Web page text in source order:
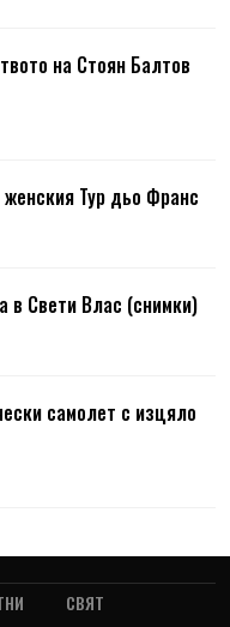
на Стоян Балтов
Тур дьо Франс
в Свети Влас (снимки)
самолет с изцяло
СВЯТ